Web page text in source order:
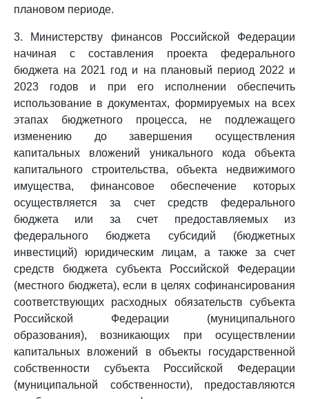
плановом периоде.
3. Министерству финансов Российской Федерации
начиная с составления проекта федерального
бюджета на 2021 год и на плановый период 2022 и
2023 годов и при его исполнении обеспечить
использование в документах, формируемых на всех
этапах бюджетного процесса, не подлежащего
изменению до завершения осуществления
капитальных вложений уникального кода объекта
капитального строительства, объекта недвижимого
имущества, финансовое обеспечение которых
осуществляется за счет средств федерального
бюджета или за счет предоставляемых из
федерального бюджета субсидий (бюджетных
инвестиций) юридическим лицам, а также за счет
средств бюджета субъекта Российской Федерации
(местного бюджета), если в целях софинансирования
соответствующих расходных обязательств субъекта
Российской Федерации (муниципального
образования), возникающих при осуществлении
капитальных вложений в объекты государственной
собственности субъекта Российской Федерации
(муниципальной собственности), предоставляются